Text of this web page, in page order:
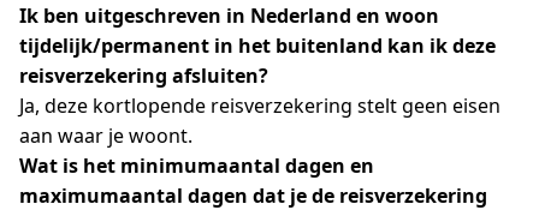
Ik ben uitgeschreven in Nederland en woon
tijdelijk/permanent in het buitenland kan ik deze
reisverzekering afsluiten?
Ja, deze kortlopende reisverzekering stelt geen eisen
aan waar je woont.
Wat is het minimumaantal dagen en
maximumaantal dagen dat je de reisverzekering